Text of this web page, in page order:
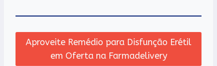
Aproveite Remédio para Disfunção Erétil
em Oferta na Farmadelivery